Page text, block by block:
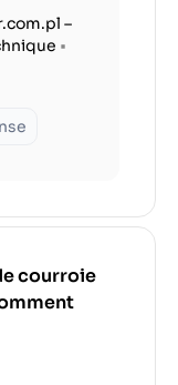
–
•
courroie